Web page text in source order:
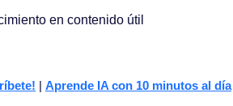
en contenido útil
| Aprende IA con 10 minutos al día